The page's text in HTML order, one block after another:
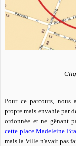
Pour ce parcours, nous
propre mais envahie par
ordonnée et ne gênant
cette place Madeleine
mais la Ville n'avait pas